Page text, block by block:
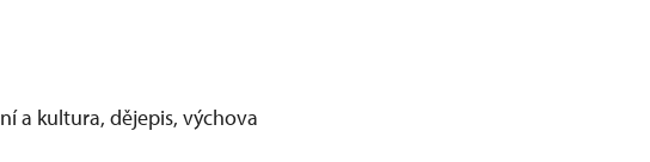
a kultura, dějepis, výchova